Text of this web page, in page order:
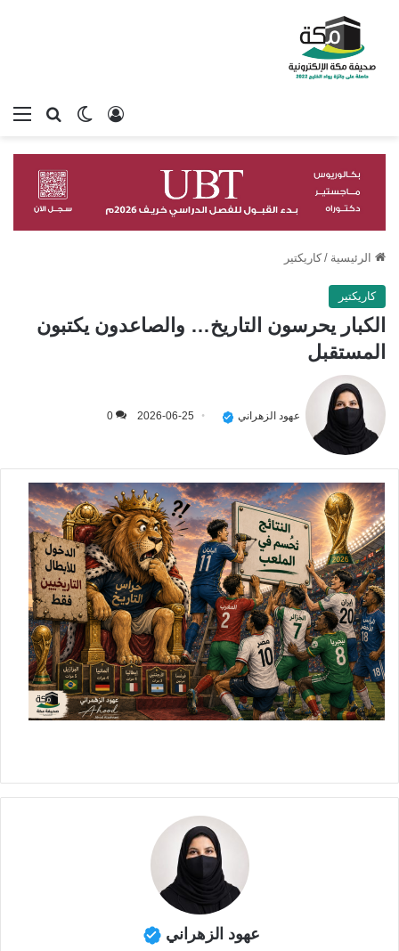
بحثالوضع
تسجيل الدخول
الرئيسية / كاريكتير
كاريكتير
الكبار يحرسون التاريخ… والصاعدون يكتبون
المستقبل
عهود الزهراني 2026-06-25
0
عهود الزهراني